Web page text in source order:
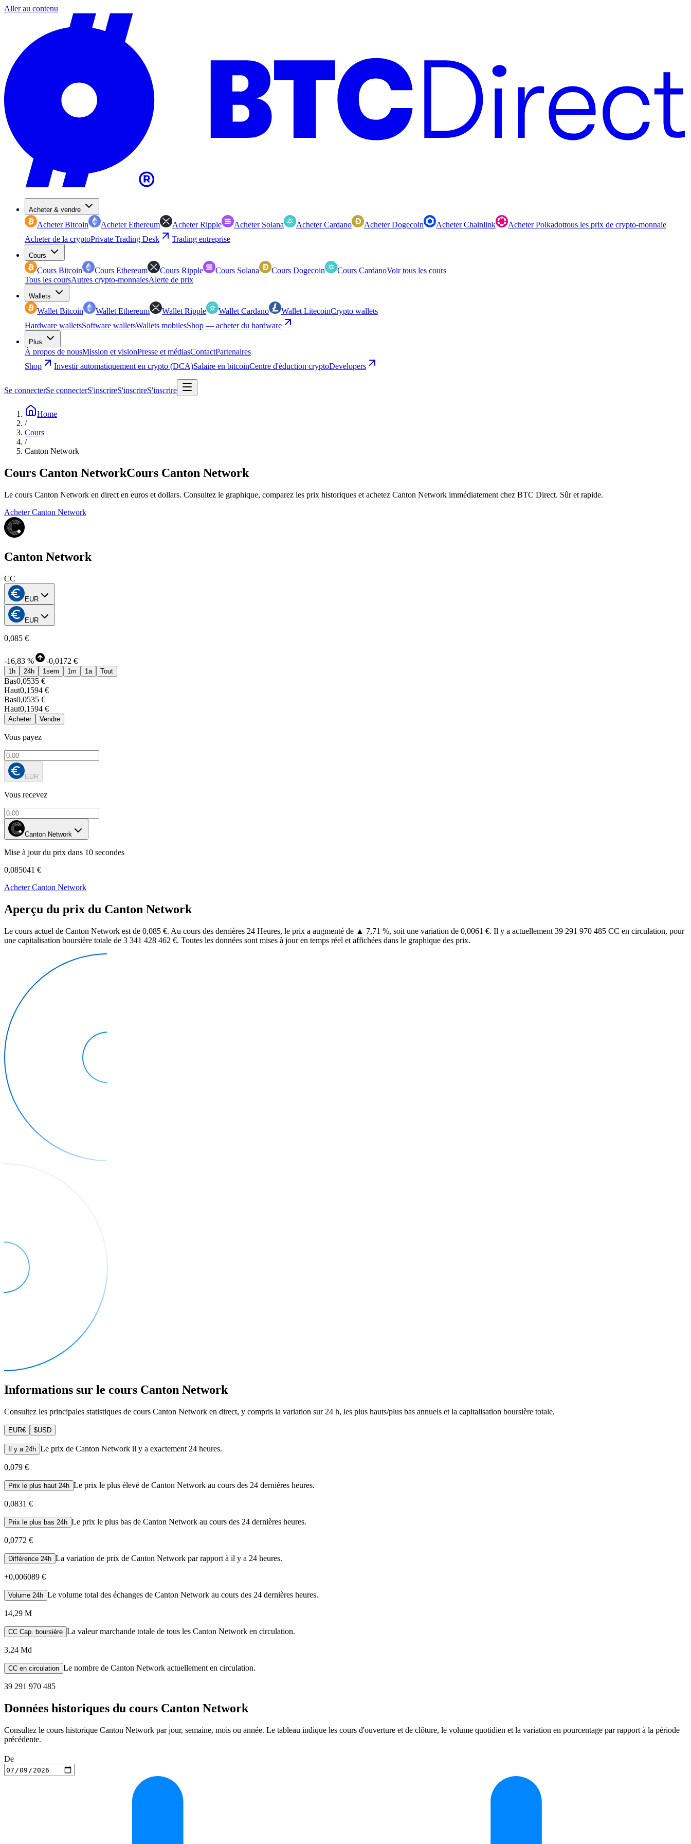
Aller au contenu
Acheter & vendre
Acheter Bitcoin Acheter Ethereum Acheter Ripple Acheter Solana Acheter Cardano Acheter Dogecoin Acheter Chainlink Acheter Polkadottous les prix de crypto-monnaie
Acheter de la cryptoPrivate Trading Desk Trading entreprise
Cours
Cours Bitcoin Cours Ethereum Cours Ripple Cours Solana Cours Dogecoin Cours CardanoVoir tous les cours
Tous les coursAutres crypto-monnaiesAlerte de prix
Wallets
Wallet Bitcoin Wallet Ethereum Wallet Ripple Wallet Cardano Wallet LitecoinCrypto wallets
Hardware walletsSoftware walletsWallets mobilesShop — acheter du hardware
Plus
À propos de nousMission et visionPresse et médiasContactPartenaires
Shop
Investir automatiquement en crypto (DCA)Salaire en bitcoinCentre d'éduction cryptoDevelopers
Se connecterSe connecterS'inscrireS'inscrireS'inscrire
Home
/
Cours
/
Canton Network
Cours Canton NetworkCours Canton Network
Le cours Canton Network en direct en euros et dollars. Consultez le graphique, comparez les prix historiques et achetez Canton Network immédiatement chez BTC Direct. Sûr et rapide.
Acheter Canton Network
Canton Network
CC
EUR
EUR
0,085 €
-16,83 % -0,0172 €
1h 24h 1sem 1m 1a Tout
Bas0,0535 €
Haut0,1594 €
Bas0,0535 €
Haut0,1594 €
Acheter Vendre
Vous payez
EUR
Vous recevez
Canton Network
Mise à jour du prix dans 10 secondes
0,085041 €
Acheter Canton Network
Aperçu du prix du Canton Network
Le cours actuel de Canton Network est de 0,085 €. Au cours des dernières 24 Heures, le prix a augmenté de ▲ 7,71 %, soit une variation de 0,0061 €. Il y a actuellement 39 291 970 485 CC en circulation, pour
une capitalisation boursière totale de 3 341 428 462 €. Toutes les données sont mises à jour en temps réel et affichées dans le graphique des prix.
Informations sur le cours Canton Network
Consultez les principales statistiques de cours Canton Network en direct, y compris la variation sur 24 h, les plus hauts/plus bas annuels et la capitalisation boursière totale.
EUR€ $USD
Il y a 24h Le prix de Canton Network il y a exactement 24 heures.
0,079 €
Prix le plus haut 24h Le prix le plus élevé de Canton Network au cours des 24 dernières heures.
0,0831 €
Prix le plus bas 24h Le prix le plus bas de Canton Network au cours des 24 dernières heures.
0,0772 €
Différence 24h La variation de prix de Canton Network par rapport à il y a 24 heures.
+0,006089 €
Volume 24h Le volume total des échanges de Canton Network au cours des 24 dernières heures.
14,29 M
CC Cap. boursière La valeur marchande totale de tous les Canton Network en circulation.
3,24 Md
CC en circulation Le nombre de Canton Network actuellement en circulation.
39 291 970 485
Données historiques du cours Canton Network
Consultez le cours historique Canton Network par jour, semaine, mois ou année. Le tableau indique les cours d'ouverture et de clôture, le volume quotidien et la variation en pourcentage par rapport à la période
précédente.
De